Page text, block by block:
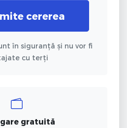
cererea
în siguranță și nu vor fi
cu terți
gratuită